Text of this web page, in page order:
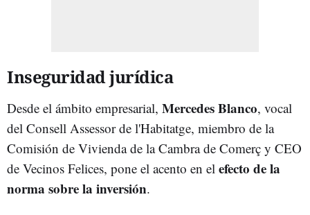
Inseguridad jurídica
Desde el ámbito empresarial, Mercedes Blanco, vocal
del Consell Assessor de l'Habitatge, miembro de la
Comisión de Vivienda de la Cambra de Comerç y CEO
de Vecinos Felices, pone el acento en el efecto de la
norma sobre la inversión.